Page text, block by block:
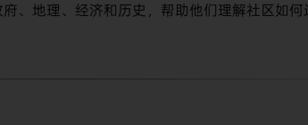
、地理、经济和历史，帮助他们理解社区如何